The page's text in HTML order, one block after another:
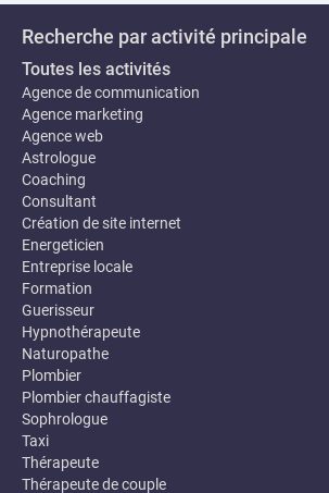
Recherche par activité principale
Toutes les activités
Agence de communication
Agence marketing
Agence web
Astrologue
Coaching
Consultant
Création de site internet
Energeticien
Entreprise locale
Formation
Guerisseur
Hypnothérapeute
Naturopathe
Plombier
Plombier chauffagiste
Sophrologue
Taxi
Thérapeute
Thérapeute de couple